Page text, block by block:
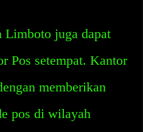
Limboto juga dapat
Pos setempat. Kantor
memberikan
pos di wilayah